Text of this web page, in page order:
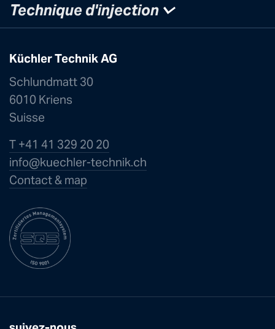
Technique d'injection
Küchler Technik AG
Schlundmatt 30
6010 Kriens
Suisse
T +41 41 329 20 20
info@kuechler-technik.ch
Contact & map